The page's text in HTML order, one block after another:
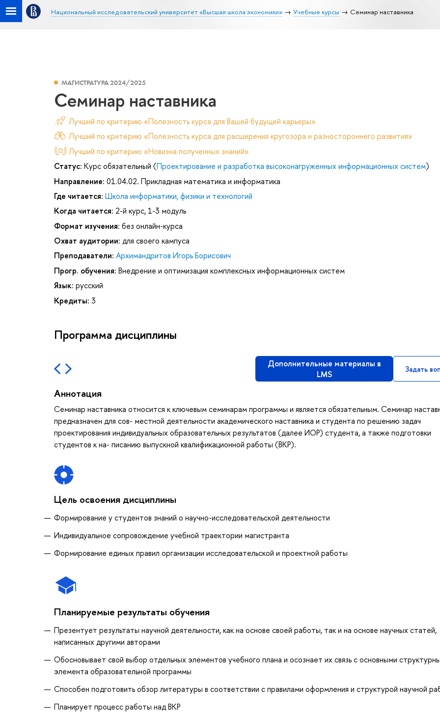
Национальный исследовательский университет «Высшая школа экономики» Учебные курсы Семинар наставника
МАГИСТРАТУРА 2024/2025
Семинар наставника
Лучший по критерию «Полезность курса для Вашей будущей карьеры»
Лучший по критерию «Полезность курса для расширения кругозора и разностороннего развития»
Лучший по критерию «Новизна полученных знаний»
Статус: Курс обязательный (Проектирование и разработка высоконагруженных информационных систем)
Направление: 01.04.02. Прикладная математика и информатика
Где читается: Школа информатики, физики и технологий
Когда читается: 2-й курс, 1-3 модуль
Формат изучения: без онлайн-курса
Охват аудитории: для своего кампуса
Преподаватели: Архимандритов Игорь Борисович
Прогр. обучения: Внедрение и оптимизация комплексных информационных систем
Язык: русский
Кредиты: 3
Программа дисциплины
Дополнительные материалы в
LMS
Задать
Аннотация
Семинар наставника относится к ключевым семинарам программы и является обязательным. Семинар
предназначен для сов- местной деятельности академического наставника и студента по решению задач
проектирования индивидуальных образовательных результатов (далее ИОР) студента, а также подготовки
студентов к на- писанию выпускной квалификационной работы (ВКР).
Цель освоения дисциплины
Формирование у студентов знаний о научно-исследовательской деятельности
Индивидуальное сопровождение учебной траектории магистранта
Формирование единых правил организации исследовательской и проектной работы
Планируемые результаты обучения
Презентует результаты научной деятельности, как на основе своей работы, так и на основе научных статей,
написанных другими авторами
Обосновывает свой выбор отдельных элементов учебного плана и осознает их связь с основными
элемента образовательной программы
Способен подготовить обзор литературы в соответствии с правилами оформления и структурой научной
Планирует процесс работы над ВКР